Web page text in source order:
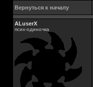
Вернуться к началу
ALuserX
псих-одиночка